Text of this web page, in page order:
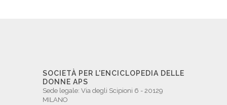
SOCIETÀ PER L'ENCICLOPEDIA DELLE
DONNE APS
Sede legale: Via degli Scipioni 6 - 20129
MILANO